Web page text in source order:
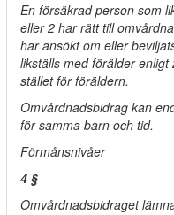
En försäkrad person som
eller 2 har rätt till
har ansökt om eller
likställs med förälder
stället för föräldern.
Omvårdnadsbidrag kan
för samma barn och tid.
Förmånsnivåer
4 §
Omvårdnadsbidraget